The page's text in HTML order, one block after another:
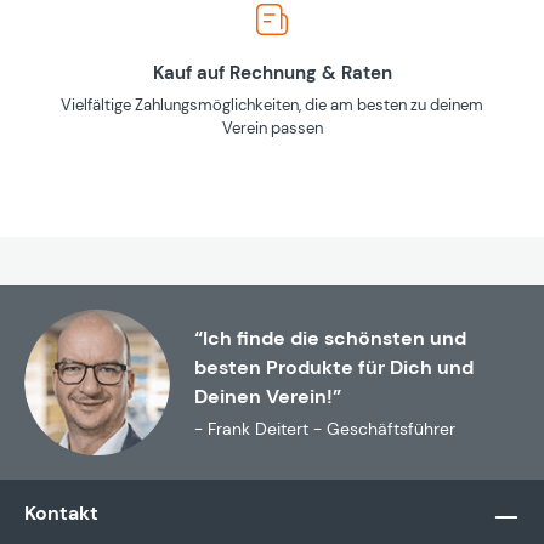
Kauf auf Rechnung & Raten
Vielfältige Zahlungsmöglichkeiten, die am besten zu deinem
Verein passen
“Ich finde die schönsten und
besten Produkte für Dich und
Deinen Verein!”
- Frank Deitert - Geschäftsführer
Kontakt